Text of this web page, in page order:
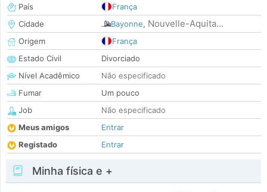
País
França
Cidade
Bayonne, Nouvelle-Aquita...
Origem
França
Estado Civil
Divorciado
Nível Acadêmico
Não especificado
Fumar
Um pouco
Job
Não especificado
Meus amigos
Entrar
Registado
Entrar
Minha física e +